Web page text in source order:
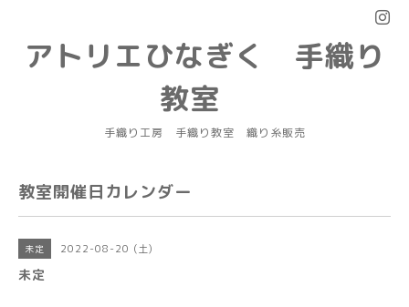
アトリエひなぎく 手織り
教室
手織り工房 手織り教室 織り糸販売
教室開催日カレンダー
未定 2022-08-20 (土)
未定